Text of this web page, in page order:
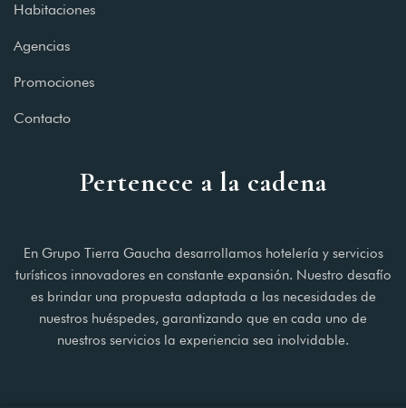
Habitaciones
Agencias
Promociones
Contacto
Pertenece a la cadena
En Grupo Tierra Gaucha desarrollamos hotelería y servicios
turísticos innovadores en constante expansión. Nuestro desafío
es brindar una propuesta adaptada a las necesidades de
nuestros huéspedes, garantizando que en cada uno de
nuestros servicios la experiencia sea inolvidable.